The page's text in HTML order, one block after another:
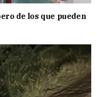
de los que pueden